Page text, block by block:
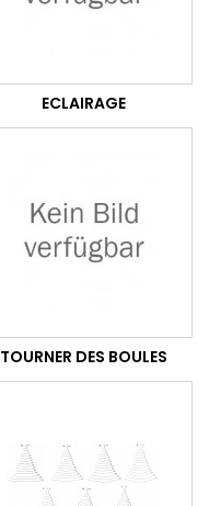
ECLAIRAGE
TOURNER DES BOULES